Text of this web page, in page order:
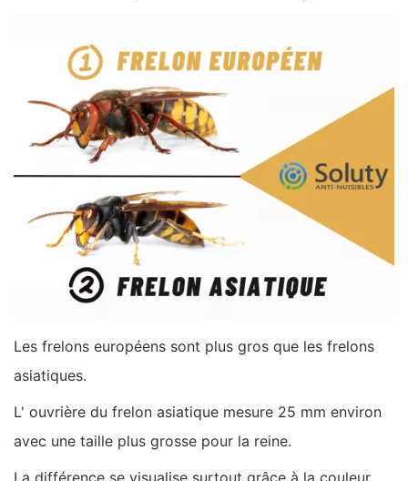
Les frelons européens sont plus gros que les frelons
asiatiques.
L' ouvrière du frelon asiatique mesure 25 mm environ
avec une taille plus grosse pour la reine.
La différence se visualise surtout grâce à la couleur